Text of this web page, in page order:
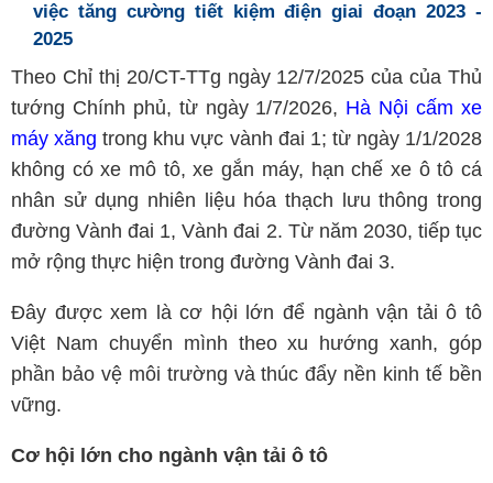
việc tăng cường tiết kiệm điện giai đoạn 2023 -
2025
Theo Chỉ thị 20/CT-TTg ngày 12/7/2025 của của Thủ
tướng Chính phủ, từ ngày 1/7/2026, Hà Nội cấm xe
máy xăng trong khu vực vành đai 1; từ ngày 1/1/2028
không có xe mô tô, xe gắn máy, hạn chế xe ô tô cá
nhân sử dụng nhiên liệu hóa thạch lưu thông trong
đường Vành đai 1, Vành đai 2. Từ năm 2030, tiếp tục
mở rộng thực hiện trong đường Vành đai 3.
Đây được xem là cơ hội lớn để ngành vận tải ô tô
Việt Nam chuyển mình theo xu hướng xanh, góp
phần bảo vệ môi trường và thúc đẩy nền kinh tế bền
vững.
Cơ hội lớn cho ngành vận tải ô tô